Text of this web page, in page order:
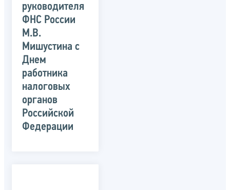
руководителя
ФНС России
М.В.
Мишустина с
Днем
работника
налоговых
органов
Российской
Федерации